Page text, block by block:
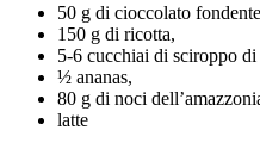
50 g di cioccolato
150 g di ricotta,
5-6 cucchiai di sciroppo di
½ ananas,
80 g di noci
latte